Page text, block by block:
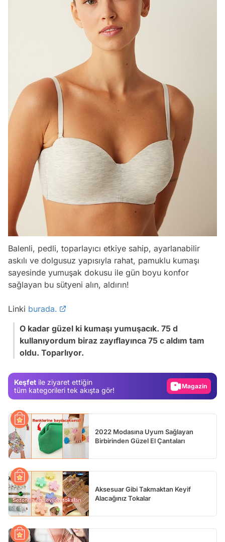
Balenli, pedli, toparlayıcı etkiye sahip, ayarlanabilir
askılı ve dolgusuz yapısıyla rahat, pamuklu kumaşı
sayesinde yumuşak dokusu ile gün boyu konfor
sağlayan bu sütyeni alın, aldırın!
Linki burada.
O kadar güzel ki kumaşı yumuşacık. 75 d
kullanıyordum biraz zayıflayınca 75 c aldım tam
oldu. Toparlıyor.
Keşfet ile ziyaret ettiğin
tüm kategorileri tek akışta gör!
Video
2022 Modasına Uyum Sağlayan
Birbirinden Güzel El Çantaları
Aksesuar Gibi Takmaktan Keyif
Alacağınız Tokalar